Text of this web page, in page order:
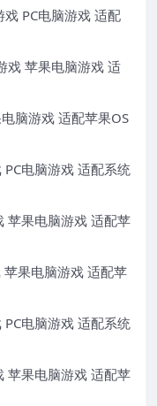
PC电脑游戏 适配
戏 苹果电脑游戏 适
脑游戏 适配苹果OS
电脑游戏 适配系统
苹果电脑游戏 适配苹
果电脑游戏 适配苹
电脑游戏 适配系统
苹果电脑游戏 适配苹